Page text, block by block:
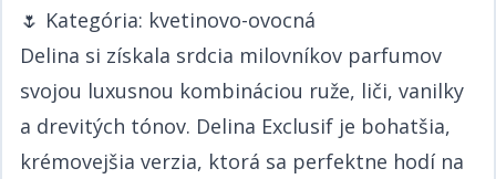
🌷 ​​​​‌ ‍ ​‍​‍‌‍ ‌ ​‍‌‍‍‌‌‍‌ ‌‍‍‌‌‍ ‍​‍​‍​ ‍‍​‍​‍‌ ​ ‌‍​‌‌‍ ‍‌‍‍‌‌ ‌​‌ ‍‌​‍ ‍‌‍‍‌‌‍ ​‍​‍​‍ ​​‍​‍‌‍‍​‌ ​‍‌‍‌‌‌‍‌‍​‍​‍​ ‍‍​‍​‍‌‍‍​‌ ‌​‌ ‌​‌ ​​​ ‍‍​‍ ​‍ ‌‍ ​‌‍ ‌‍​ ‌‍​‌‌‍ ​‌‍‍​‌‍ ‌ ​ ‌ ‌​​ ‍‍​ ​ ​ ​​​ ​​​ ​​​‍ ‌ ​ ‌ ‌​‌ ‌‌‌‍‌​‌‍‍‌‌‍ ​‍ ‌‍‍‌‌‍ ‍‌ ‌​‌‍‌‌‌‍ ‍‌ ‌​​‍ ‌‍‌‌‌‍‌​‌‍‍‌‌ ‌​​‍ ‌‍ ‌‌‍ ‌‍‌​‌‍‌‌​ ‌‌ ​​‌ ​‍‌‍‌‌‌ ​ ‌‍‌‌‌‍ ‍‌ ‌​‌‍​‌‌ ‌​‌‍‍‌‌‍ ‌‍ ‍​ ‍ ‌‍‍‌‌‍‌​​ ‌‌ ​​‌‍ ‌ ​ ‌ ‌​​‍ ‌​ ​‍​ ​‍​ ​‍​ ​‍​ ‍‌​ ‍‌​ ‍‌​ ‍ ‌ ‌​‌ ‍‌‌ ​​‌‍‌‌​ ‌‌ ​​‌‍ ‌ ​ ‌ ‌​​ ‍ ‌ ​​‌‍​‌‌ ‌​‌‍‍​​ ‌‌‍​ ‌‍ ‌‍ ‍‌ ‌​‌‍‌‌‌‍ ‍‌ ‌​​‍‌‌​ ‌‌‌​​‍‌‌ ‌‍‍ ‌‍‌‌‌ ‍‌​‍‌‌​ ​ ‌​‌​​‍‌‌​ ​ ‌​‌​​‍‌‌​ ​‍​ ​‍​ ​ ‌‍​‍‌‍​‌‌‍​ ‌‍​‌​ ‍‌‌‍​‌​ ‌‌​ ‌ ‌‍‌​​ ​​‌‍‌​​‍‌‌​ ​‍​ ​‍​‍‌‌​ ‌‌‌​‌​​‍ ‍‌‍​ ‌‍‍​‌‍‍‌‌‍ ​‌‍‌​‌ ​‍‌‍‌‌‌‍ ‍​‍‌‌​ ‌‌‌​​‍‌‌ ‌‍‍ ‌‍‌‌‌ ‍‌​‍‌‌​ ​ ‌​‌​​‍‌‌​ ​ ‌​‌​​‍‌‌​ ​‍​ ​‍​ ​ ‌‍​‍‌‍​‌‌‍​ ‌‍​‌​ ‍‌‌‍​‌​ ‌‌​ ‌ ‌‍‌​​ ​​‌‍‌​​ ​​​‍‌‌​ ​‍​ ​‍​‍‌‌​ ‌‌‌​‌​​‍ ‍‌ ‌​‌‍‌‌‌ ‍​‌ ‌​​ ‌‍​‍‌‍​‌‌ ​ ‌‍‌‌‌‌‌‌‌ ​‍‌‍ ​​ ‌‌‍‍​‌ ‌​‌ ‌​‌ ​​​‍‌‌​ ​ ‌​​‌​‍‌‌​ ​‍‌​‌‍​‍‌‌​ ​‍‌​‌‍‌‍ ​‌‍ ‌‍​ ‌‍​‌‌‍ ​‌‍‍​‌‍ ‌ ​ ‌ ‌​​‍‌‌​ ​ ‌​​‌​ ​ ​ ​​​ ​​​ ​​​‍‌‌​ ​‍‌​‌‍‌ ​ ‌ ‌​‌ ‌‌‌‍‌​‌‍‍‌‌‍ ​‍‌‍‌‍‍‌‌‍‌​​ ‌‌ ​​‌‍ ‌ ​ ‌ ‌​​‍ ‌​ ​‍​ ​‍​ ​‍​ ​‍​ ‍‌​ ‍‌​ ‍‌​‍‌‍‌ ‌​‌ ‍‌‌ ​​‌‍‌‌​ ‌‌ ​​‌‍ ‌ ​ ‌ ‌​​‍‌‍‌ ​​‌‍​‌‌ ‌​‌‍‍​​ ‌‌‍​ ‌‍ ‌‍ ‍‌ ‌​‌‍‌‌‌‍ ‍‌ ‌​​‍‌‌​ ‌‌‌​​‍‌‌ ‌‍‍ ‌‍‌‌‌ ‍‌​‍‌‌​ ​ ‌​‌​​‍‌‌​ ​ ‌​‌​​‍‌‌​ ​‍​ ​‍​ ​ ‌‍​‍‌‍​‌‌‍​ ‌‍​‌​ ‍‌‌‍​‌​ ‌‌​ ‌ ‌‍‌​​ ​​‌‍‌​​‍‌‌​ ​‍​ ​‍​‍‌‌​ ‌‌‌​‌​​‍ ‍‌‍​ ‌‍‍​‌‍‍‌‌‍ ​‌‍‌​‌ ​‍‌‍‌‌‌‍ ‍​‍‌‌​ ‌‌‌​​‍‌‌ ‌‍‍ ‌‍‌‌‌ ‍‌​‍‌‌​ ​ ‌​‌​​‍‌‌​ ​ ‌​‌​​‍‌‌​ ​‍​ ​‍​ ​ ‌‍​‍‌‍​‌‌‍​ ‌‍​‌​ ‍‌‌‍​‌​ ‌‌​ ‌ ‌‍‌​​ ​​‌‍‌​​ ​​​‍‌‌​ ​‍​ ​‍​‍‌‌​ ‌‌‌​‌​​‍ ‍‌ ‌​‌‍‌‌‌ ‍​‌ ‌​​‍‌‍‌ ​​‌‍‌‌‌ ​‍‌ ​ ‌ ​​‌‍‌‌‌‍​ ‌ ‌​‌‍‍‌‌ ‌‍‌‍‌‌​ ‌‌ ​​‌ ‌‌‌‍​‍‌‍ ​‌‍‍‌‌ ​ ‌‍‍​‌‍‌‌‌‍‌​​‍​‍‌ ‌ Kategória: kvetinovo-ovocná​​​​‌ ‍ ​‍​‍‌‍ ‌ ​‍‌‍‍‌‌‍‌ ‌‍‍‌‌‍ ‍​‍​‍​ ‍‍​‍​‍‌ ​ ‌‍​‌‌‍ ‍‌‍‍‌‌ ‌​‌ ‍‌​‍ ‍‌‍‍‌‌‍ ​‍​‍​‍ ​​‍​‍‌‍‍​‌ ​‍‌‍‌‌‌‍‌‍​‍​‍​ ‍‍​‍​‍‌‍‍​‌ ‌​‌ ‌​‌ ​​​ ‍‍​‍ ​‍ ‌‍ ​‌‍ ‌‍​ ‌‍​‌‌‍ ​‌‍‍​‌‍ ‌ ​ ‌ ‌​​ ‍‍​ ​ ​ ​​​ ​​​ ​​​‍ ‌ ​ ‌ ‌​‌ ‌‌‌‍‌​‌‍‍‌‌‍ ​‍ ‌‍‍‌‌‍ ‍‌ ‌​‌‍‌‌‌‍ ‍‌ ‌​​‍ ‌‍‌‌‌‍‌​‌‍‍‌‌ ‌​​‍ ‌‍ ‌‌‍ ‌‍‌​‌‍‌‌​ ‌‌ ​​‌ ​‍‌‍‌‌‌ ​ ‌‍‌‌‌‍ ‍‌ ‌​‌‍​‌‌ ‌​‌‍‍‌‌‍ ‌‍ ‍​ ‍ ‌‍‍‌‌‍‌​​ ‌‌ ​​‌‍ ‌ ​ ‌ ‌​​‍ ‌​ ​‍​ ​‍​ ​‍​ ​‍​ ‍‌​ ‍‌​ ‍‌​ ‍ ‌ ‌​‌ ‍‌‌ ​​‌‍‌‌​ ‌‌ ​​‌‍ ‌ ​ ‌ ‌​​ ‍ ‌ ​​‌‍​‌‌ ‌​‌‍‍​​ ‌‌‍​ ‌‍ ‌‍ ‍‌ ‌​‌‍‌‌‌‍ ‍‌ ‌​​‍‌‌​ ‌‌‌​​‍‌‌ ‌‍‍ ‌‍‌‌‌ ‍‌​‍‌‌​ ​ ‌​‌​​‍‌‌​ ​ ‌​‌​​‍‌‌​ ​‍​ ​‍​ ​ ‌‍​‍‌‍​‌‌‍​ ‌‍​‌​ ‍‌‌‍​‌​ ‌‌​ ‌ ‌‍‌​​ ​​‌‍‌​​‍‌‌​ ​‍​ ​‍​‍‌‌​ ‌‌‌​‌​​‍ ‍‌‍​ ‌‍‍​‌‍‍‌‌‍ ​‌‍‌​‌ ​‍‌‍‌‌‌‍ ‍​‍‌‌​ ‌‌‌​​‍‌‌ ‌‍‍ ‌‍‌‌‌ ‍‌​‍‌‌​ ​ ‌​‌​​‍‌‌​ ​ ‌​‌​​‍‌‌​ ​‍​ ​‍​ ​ ‌‍​‍‌‍​‌‌‍​ ‌‍​‌​ ‍‌‌‍​‌​ ‌‌​ ‌ ‌‍‌​​ ​​‌‍‌​​ ​‌​‍‌‌​ ​‍​ ​‍​‍‌‌​ ‌‌‌​‌​​‍ ‍‌ ‌​‌‍‌‌‌ ‍​‌ ‌​​ ‌‍​‍‌‍​‌‌ ​ ‌‍‌‌‌‌‌‌‌ ​‍‌‍ ​​ ‌‌‍‍​‌ ‌​‌ ‌​‌ ​​​‍‌‌​ ​ ‌​​‌​‍‌‌​ ​‍‌​‌‍​‍‌‌​ ​‍‌​‌‍‌‍ ​‌‍ ‌‍​ ‌‍​‌‌‍ ​‌‍‍​‌‍ ‌ ​ ‌ ‌​​‍‌‌​ ​ ‌​​‌​ ​ ​ ​​​ ​​​ ​​​‍‌‌​ ​‍‌​‌‍‌ ​ ‌ ‌​‌ ‌‌‌‍‌​‌‍‍‌‌‍ ​‍‌‍‌‍‍‌‌‍‌​​ ‌‌ ​​‌‍ ‌ ​ ‌ ‌​​‍ ‌​ ​‍​ ​‍​ ​‍​ ​‍​ ‍‌​ ‍‌​ ‍‌​‍‌‍‌ ‌​‌ ‍‌‌ ​​‌‍‌‌​ ‌‌ ​​‌‍ ‌ ​ ‌ ‌​​‍‌‍‌ ​​‌‍​‌‌ ‌​‌‍‍​​ ‌‌‍​ ‌‍ ‌‍ ‍‌ ‌​‌‍‌‌‌‍ ‍‌ ‌​​‍‌‌​ ‌‌‌​​‍‌‌ ‌‍‍ ‌‍‌‌‌ ‍‌​‍‌‌​ ​ ‌​‌​​‍‌‌​ ​ ‌​‌​​‍‌‌​ ​‍​ ​‍​ ​ ‌‍​‍‌‍​‌‌‍​ ‌‍​‌​ ‍‌‌‍​‌​ ‌‌​ ‌ ‌‍‌​​ ​​‌‍‌​​‍‌‌​ ​‍​ ​‍​‍‌‌​ ‌‌‌​‌​​‍ ‍‌‍​ ‌‍‍​‌‍‍‌‌‍ ​‌‍‌​‌ ​‍‌‍‌‌‌‍ ‍​‍‌‌​ ‌‌‌​​‍‌‌ ‌‍‍ ‌‍‌‌‌ ‍‌​‍‌‌​ ​ ‌​‌​​‍‌‌​ ​ ‌​‌​​‍‌‌​ ​‍​ ​‍​ ​ ‌‍​‍‌‍​‌‌‍​ ‌‍​‌​ ‍‌‌‍​‌​ ‌‌​ ‌ ‌‍‌​​ ​​‌‍‌​​ ​‌​‍‌‌​ ​‍​ ​‍​‍‌‌​ ‌‌‌​‌​​‍ ‍‌ ‌​‌‍‌‌‌ ‍​‌ ‌​​‍‌‍‌ ​​‌‍‌‌‌ ​‍‌ ​ ‌ ​​‌‍‌‌‌‍​ ‌ ‌​‌‍‍‌‌ ‌‍‌‍‌‌​ ‌‌ ​​‌ ‌‌‌‍​‍‌‍ ​‌‍‍‌‌ ​ ‌‍‍​‌‍‌‌‌‍‌​​‍​‍‌ ‌
Delina si získala srdcia milovníkov parfumov
svojou luxusnou kombináciou ruže, liči, vanilky
a drevitých tónov. Delina Exclusif je bohatšia,
krémovejšia verzia, ktorá sa perfektne hodí na